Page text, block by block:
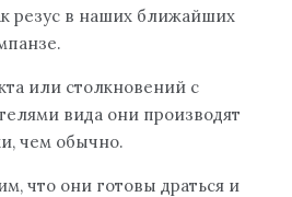
резус в наших ближайших
или столкновений с
вида они производят
чем обычно.
что они готовы драться и